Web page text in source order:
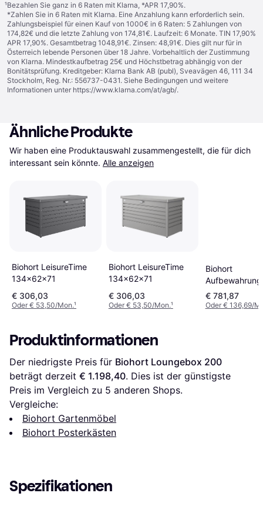
¹Bezahlen Sie ganz in 6 Raten mit Klarna, *APR 17,90%.
*Zahlen Sie in 6 Raten mit Klarna. Eine Anzahlung kann erforderlich sein.
Zahlungsbeispiel für einen Kauf von 1000€ in 6 Raten: 5 Zahlungen von
174,82€ und die letzte Zahlung von 174,81€. Laufzeit: 6 Monate. TIN 17,90%
APR 17,90%. Gesamtbetrag 1048,91€. Zinsen: 48,91€. Dies gilt nur für in
Österreich lebende Personen über 18 Jahre. Vorbehaltlich der Zustimmung
von Klarna. Mindestkaufbetrag 25€ und Höchstbetrag abhängig von der
Bonitätsprüfung. Kreditgeber: Klarna Bank AB (publ), Sveavägen 46, 111 34
Stockholm, Reg. Nr.: 556737-0431. Siehe Bedingungen und weitere
Informationen unter https://www.klarna.com/at/agb/.
Ähnliche Produkte
Wir haben eine Produktauswahl zusammengestellt, die für dich
interessant sein könnte. Alle anzeigen
Biohort LeisureTime
134x62x71
€ 306,03
Oder € 53,50/Mon.¹
Biohort LeisureTime
134x62x71
€ 306,03
Oder € 53,50/Mon.¹
Biohort
StyleBox
metallic Terra
€ 781,87
Oder € 136,69/
Produktinformationen
Der niedrigste Preis für Biohort Loungebox 200
beträgt derzeit € 1.198,40. Dies ist der günstigste
Preis im Vergleich zu 5 anderen Shops.
Vergleiche:
Biohort Gartenmöbel
Biohort Posterkästen
Spezifikationen